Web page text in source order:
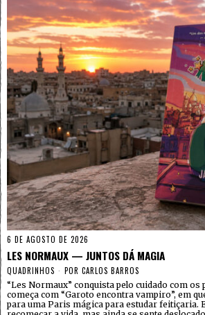
6 DE AGOSTO DE 2026
LES NORMAUX — JUNTOS DÁ MAGIA
QUADRINHOS POR CARLOS BARROS
“Les Normaux” conquista pelo cuidado com os
começa com “Garoto encontra vampiro”, em
para uma Paris mágica para estudar feitiçaria.